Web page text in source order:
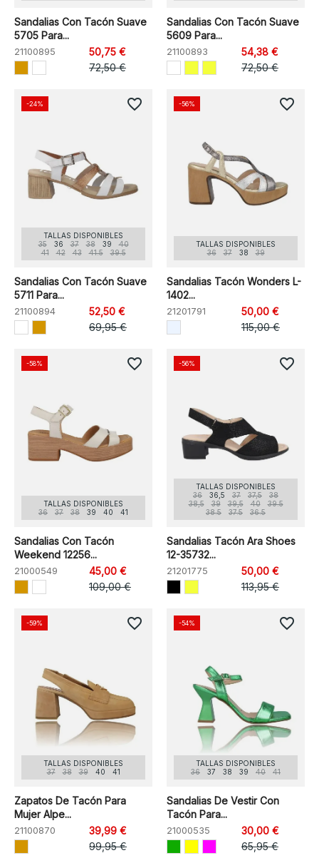
Sandalias Con Tacón Suave
5705 Para...
21100895
50,75 €
72,50 €
Sandalias Con Tacón Suave
5609 Para...
21100893
54,38 €
72,50 €
TALLAS DISPONIBLES
35
36 37 38 39
40
41
42 43 41.5 39.5
Sandalias Con Tacón Suave
5711 Para...
21100894
52,50 €
69,95 €
-24% favorite_border
TALLAS DISPONIBLES
36
37 38 39
Sandalias Tacón Wonders L-
1402...
21201791
50,00 €
115,00 €
-56% favorite_border
TALLAS DISPONIBLES
36
37 38 39 40 41
Sandalias Con Tacón
Weekend 12256...
21000549
45,00 €
109,00 €
-58% favorite_border
TALLAS DISPONIBLES
36
36,5 37 37,5
38
38,5
39 39,5 40
39.5
38.5
37.5 36.5
Sandalias Tacón Ara Shoes
12-35732...
21201775
50,00 €
113,95 €
-56% favorite_border
TALLAS DISPONIBLES
37
38 39 40 41
Zapatos De Tacón Para
Mujer Alpe...
21100870
39,99 €
99,95 €
-59% favorite_border
TALLAS DISPONIBLES
36
37 38 39 40 41
Sandalias De Vestir Con
Tacón Para...
21000535
30,00 €
65,95 €
-54% favorite_border